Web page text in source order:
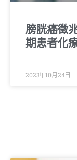
膀胱癌徵
期患者化
2023年10月24日